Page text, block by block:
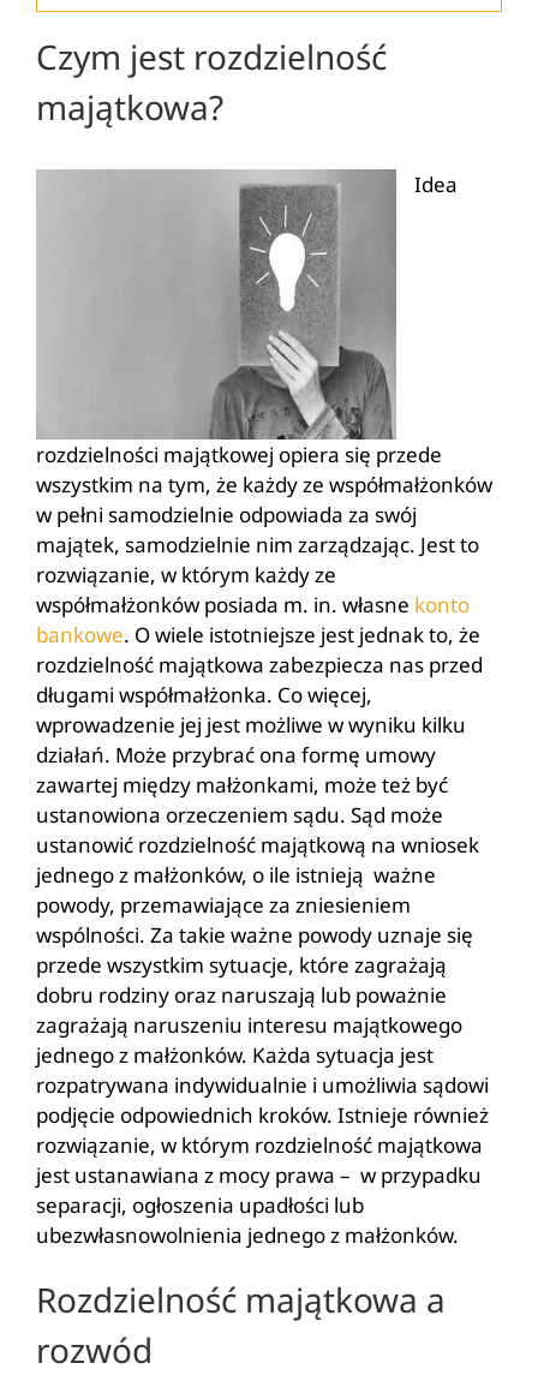
Czym jest rozdzielność
majątkowa?
Idea
rozdzielności majątkowej opiera się przede
wszystkim na tym, że każdy ze współmałżonków
w pełni samodzielnie odpowiada za swój
majątek, samodzielnie nim zarządzając. Jest to
rozwiązanie, w którym każdy ze
współmałżonków posiada m. in. własne konto
bankowe. O wiele istotniejsze jest jednak to, że
rozdzielność majątkowa zabezpiecza nas przed
długami współmałżonka. Co więcej,
wprowadzenie jej jest możliwe w wyniku kilku
działań. Może przybrać ona formę umowy
zawartej między małżonkami, może też być
ustanowiona orzeczeniem sądu. Sąd może
ustanowić rozdzielność majątkową na wniosek
jednego z małżonków, o ile istnieją ważne
powody, przemawiające za zniesieniem
wspólności. Za takie ważne powody uznaje się
przede wszystkim sytuacje, które zagrażają
dobru rodziny oraz naruszają lub poważnie
zagrażają naruszeniu interesu majątkowego
jednego z małżonków. Każda sytuacja jest
rozpatrywana indywidualnie i umożliwia sądowi
podjęcie odpowiednich kroków. Istnieje również
rozwiązanie, w którym rozdzielność majątkowa
jest ustanawiana z mocy prawa – w przypadku
separacji, ogłoszenia upadłości lub
ubezwłasnowolnienia jednego z małżonków.
Rozdzielność majątkowa a
rozwód